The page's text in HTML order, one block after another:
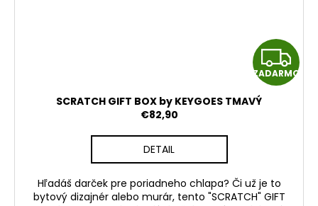
Z
A
ZADARMO
SCRATCH GIFT BOX by KEYGOES TMAVÝ
€82,90
DETAIL
Hľadáš darček pre poriadneho chlapa? Či už je to
bytový dizajnér alebo murár, tento "SCRATCH" GIFT